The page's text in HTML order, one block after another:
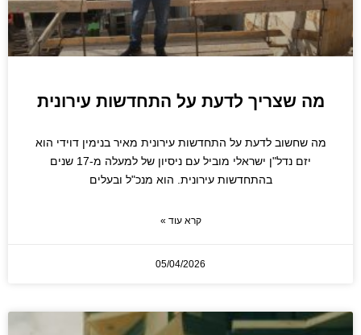
מה שצריך לדעת על התחדשות עירונית
מה שחשוב לדעת על התחדשות עירונית מאיר בנימין דוידי הוא
יזם נדל"ן ישראלי מוביל עם ניסיון של למעלה מ-17 שנים
בהתחדשות עירונית. הוא מנכ"ל ובעלים
קרא עוד »
05/04/2026